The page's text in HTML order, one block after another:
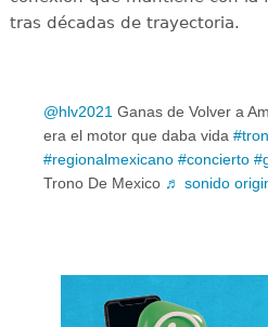
tras décadas de trayectoria.
@hlv2021 Ganas de Volver a
era el motor que daba vida
#regionalmexicano #concierto
Trono De Mexico ♬ sonido